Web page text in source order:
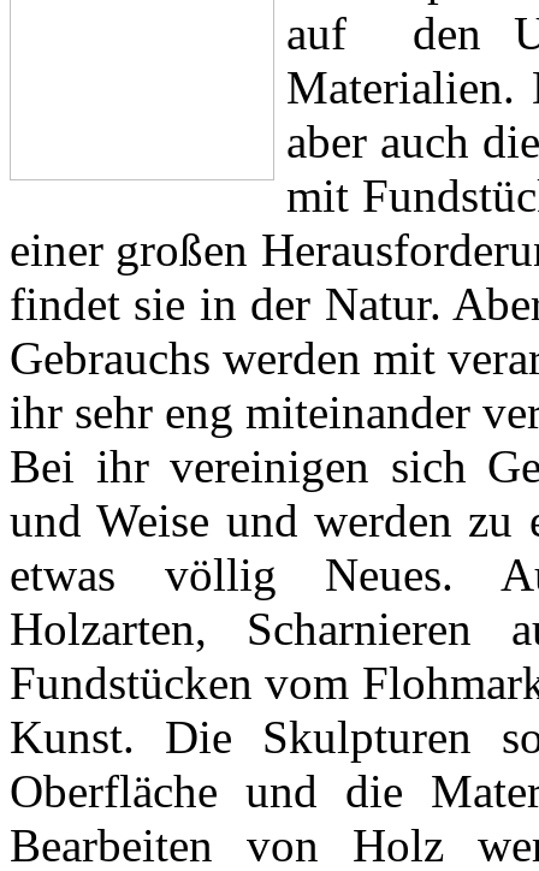
auf den
Materialien.
aber auch
mit
einer großen
findet sie in der Natur.
Gebrauchs werden mit
ihr sehr eng miteinander
Bei ihr vereinigen sich
und Weise und werden zu
etwas völlig Neues.
Holzarten, Scharnieren
Fundstücken vom
Kunst. Die Skulpturen
Oberfläche und die
Bearbeiten von Holz